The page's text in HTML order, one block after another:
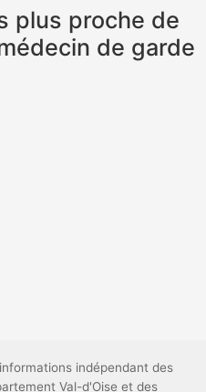
plus proche de
de garde
indépendant des
Val-d'Oise et des